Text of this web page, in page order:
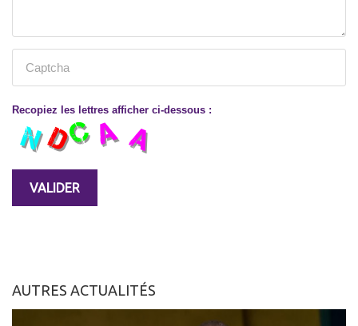
Recopiez les lettres afficher ci-dessous :
AUTRES ACTUALITÉS